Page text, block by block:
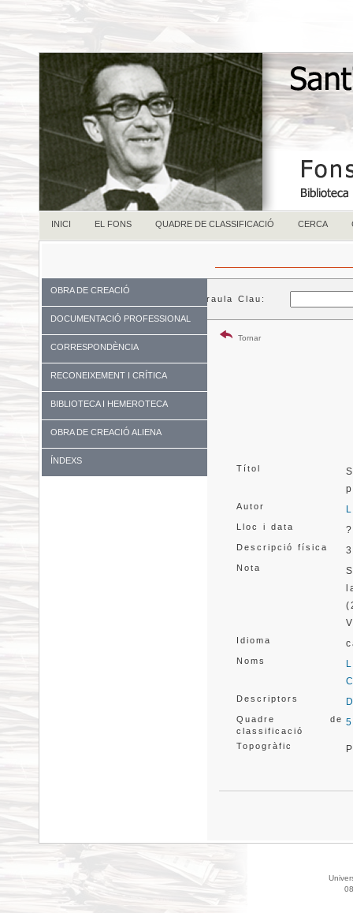
INICI EL FONS QUADRE DE CLASSIFICACIÓ CERCA
OBRA DE CREACIÓ
DOCUMENTACIÓ PROFESSIONAL
CORRESPONDÈNCIA
RECONEIXEMENT I CRÍTICA
BIBLIOTECA I HEMEROTECA
OBRA DE CREACIÓ ALIENA
ÍNDEXS
Paraula Clau:
Tornar
Títol
Autor
Lloc i data
Descripció física
Nota
Idioma
Noms
Descriptors
Quadre de
classificació
Topogràfic